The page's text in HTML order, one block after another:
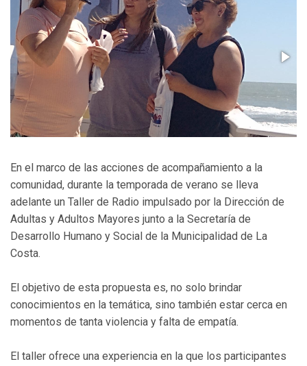
En el marco de las acciones de acompañamiento a la
comunidad, durante la temporada de verano se lleva
adelante un Taller de Radio impulsado por la Dirección de
Adultas y Adultos Mayores junto a la Secretaría de
Desarrollo Humano y Social de la Municipalidad de La
Costa.
El objetivo de esta propuesta es, no solo brindar
conocimientos en la temática, sino también estar cerca en
momentos de tanta violencia y falta de empatía.
El taller ofrece una experiencia en la que los participantes